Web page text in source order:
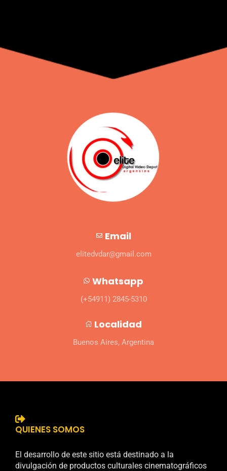
Email
elitedvdar@gmail.com
Whatsapp
(+54911) 2845-5310
Localidad
Buenos Aires, Argentina
QUIENES SOMOS
El desarrollo de este sitio está destinado a la
divulgación de productos culturales cinematográficos